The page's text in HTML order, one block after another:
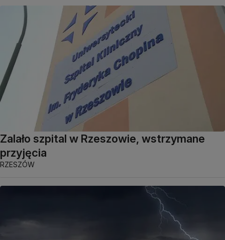
Zalało szpital w Rzeszowie, wstrzymane
przyjęcia
RZESZÓW